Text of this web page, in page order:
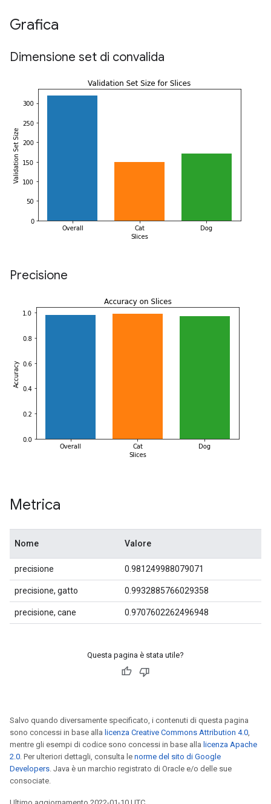
Grafica
Dimensione set di convalida
Precisione
Metrica
Nome Valore
precisione 0.981249988079071
precisione, gatto 0.9932885766029358
precisione, cane 0.9707602262496948
Questa pagina è stata utile?
Salvo quando diversamente specificato, i contenuti di questa pagina
sono concessi in base alla licenza Creative Commons Attribution 4.0,
mentre gli esempi di codice sono concessi in base alla licenza Apache
2.0. Per ulteriori dettagli, consulta le norme del sito di Google
Developers. Java è un marchio registrato di Oracle e/o delle sue
consociate.